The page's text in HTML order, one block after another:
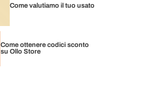
Come valutiamo il tuo usato
Come ottenere codici sconto
su Ollo Store